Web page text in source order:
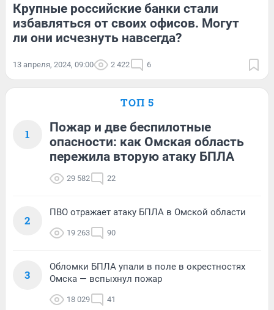
Крупные российские банки стали
избавляться от своих офисов. Могут
ли они исчезнуть навсегда?
13 апреля, 2024, 09:00 2 422 6
ТОП 5
1
Пожар и две беспилотные
опасности: как Омская область
пережила вторую атаку БПЛА
29 582 22
2
ПВО отражает атаку БПЛА в Омской области
19 263 90
3
Обломки БПЛА упали в поле в окрестностях
Омска — вспыхнул пожар
18 029 41